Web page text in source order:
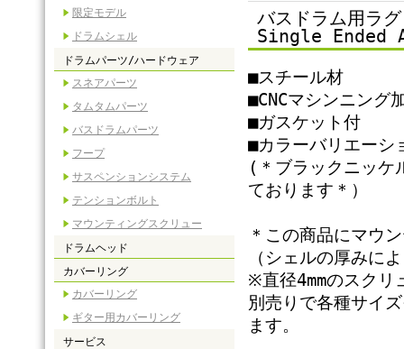
限定モデル
ドラムシェル
ドラムパーツ/ハードウェア
スネアパーツ
タムタムパーツ
バスドラムパーツ
フープ
サスペンションシステム
テンションボルト
マウンティングスクリュー
ドラムヘッド
カバーリング
カバーリング
ギター用カバーリング
サービス
バスドラム用ラ
Single Ended
■スチール材
■CNCマシンニング
■ガスケット付
■カラーバリエーシ
(＊ブラックニッケ
ております＊）
＊この商品にマウ
（シェルの厚みに
※直径4mmのスク
別売りで各種サイ
ます。